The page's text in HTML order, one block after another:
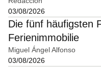
03/08/2026
Die fünf häufigsten
Ferienimmobilie
Miguel Ángel Alfonso
03/08/2026